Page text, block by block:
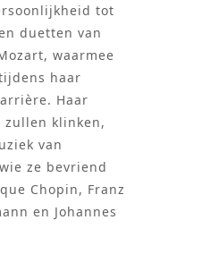
tot
duetten van
waarmee
haar
Haar
zullen klinken,
van
ze bevriend
Chopin, Franz
en Johannes